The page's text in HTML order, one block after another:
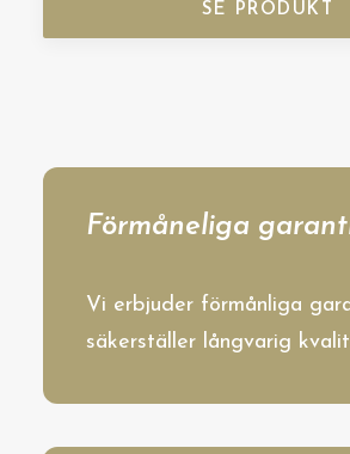
SE PRODUKT
Förmåneliga
Vi erbjuder förmånliga
säkerställer långvarig